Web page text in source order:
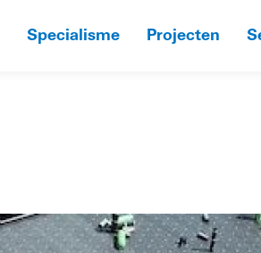
Specialisme Projecten